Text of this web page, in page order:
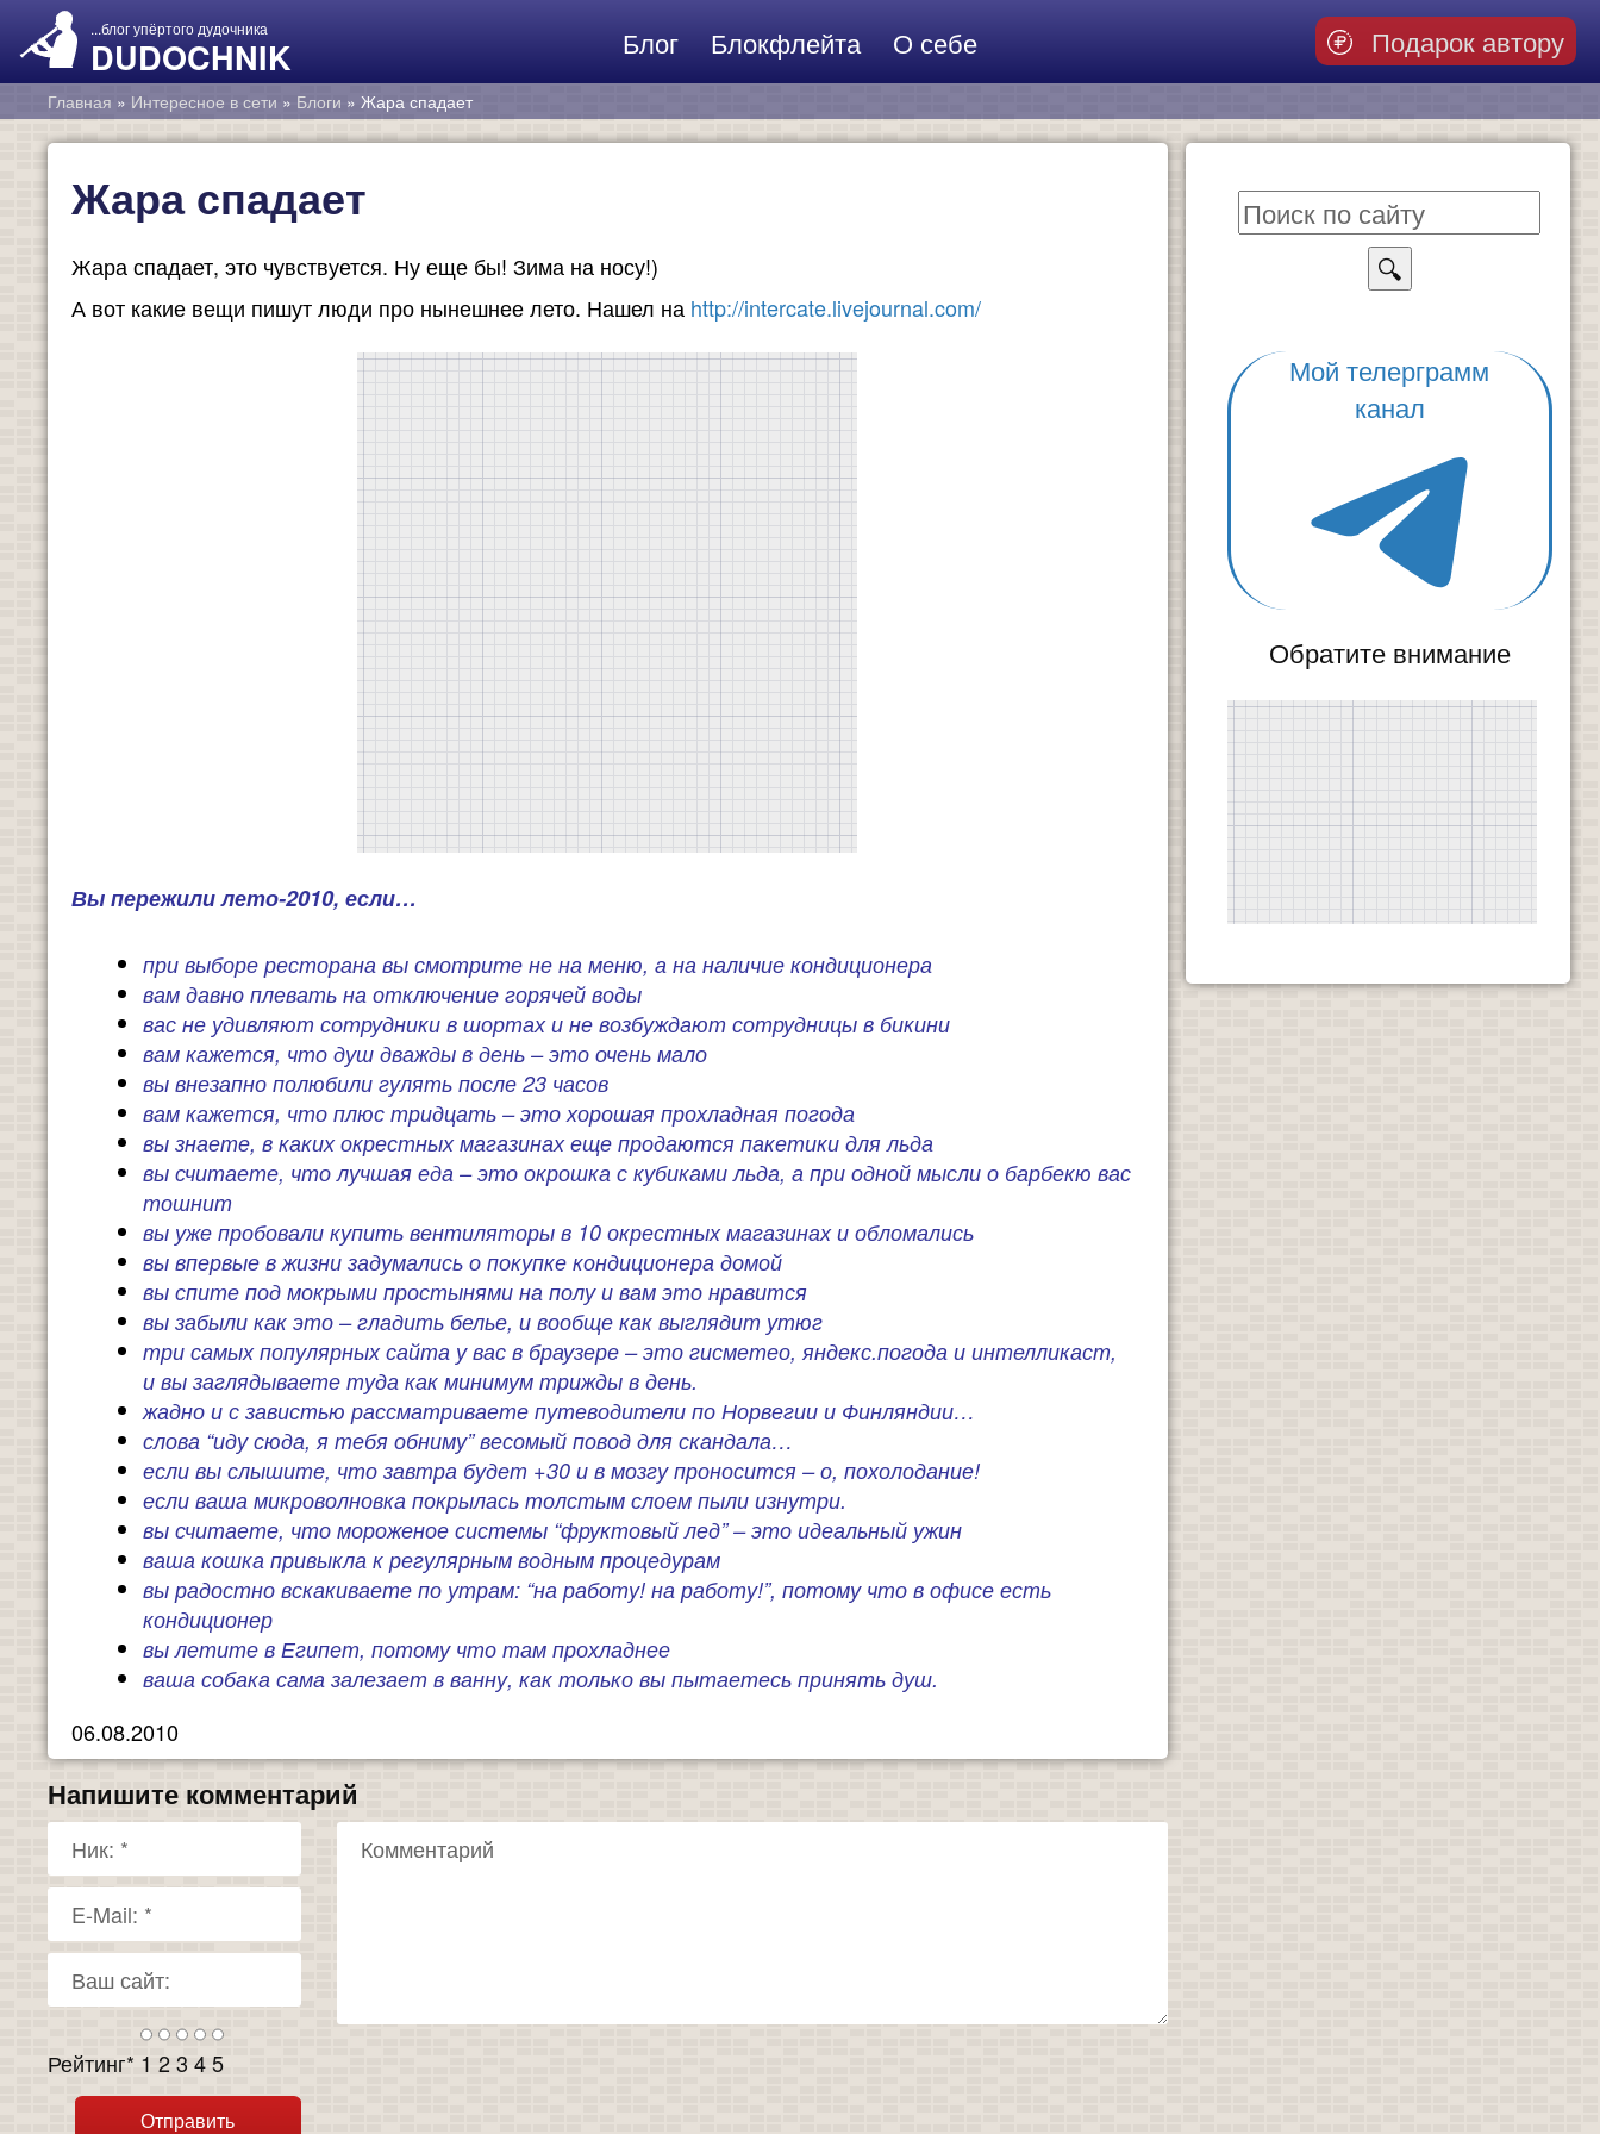
...блог упёртого дудочника
DUDOCHNIK Блог Блокфлейта О себе Подарок автору
Главная » Интересное в сети » Блоги » Жара спадает
Жара спадает
Жара спадает, это чувствуется. Ну еще бы! Зима на носу!)
А вот какие вещи пишут люди про нынешнее лето. Нашел на http://intercate.livejournal.com/
Вы пережили лето-2010, если…
при выборе ресторана вы смотрите не на меню, а на наличие кондиционера
вам давно плевать на отключение горячей воды
вас не удивляют сотрудники в шортах и не возбуждают сотрудницы в бикини
вам кажется, что душ дважды в день – это очень мало
вы внезапно полюбили гулять после 23 часов
вам кажется, что плюс тридцать – это хорошая прохладная погода
вы знаете, в каких окрестных магазинах еще продаются пакетики для льда
вы считаете, что лучшая еда – это окрошка с кубиками льда, а при одной мысли о барбекю вас
тошнит
вы уже пробовали купить вентиляторы в 10 окрестных магазинах и обломались
вы впервые в жизни задумались о покупке кондиционера домой
вы спите под мокрыми простынями на полу и вам это нравится
вы забыли как это – гладить белье, и вообще как выглядит утюг
три самых популярных сайта у вас в браузере – это гисметео, яндекс.погода и интелликаст,
и вы заглядываете туда как минимум трижды в день.
жадно и с завистью рассматриваете путеводители по Норвегии и Финляндии…
слова “иду сюда, я тебя обниму” весомый повод для скандала…
если вы слышите, что завтра будет +30 и в мозгу проносится – о, похолодание!
если ваша микроволновка покрылась толстым слоем пыли изнутри.
вы считаете, что мороженое системы “фруктовый лед” – это идеальный ужин
ваша кошка привыкла к регулярным водным процедурам
вы радостно вскакиваете по утрам: “на работу! на работу!”, потому что в офисе есть
кондиционер
вы летите в Египет, потому что там прохладнее
ваша собака сама залезает в ванну, как только вы пытаетесь принять душ.
06.08.2010
Напишите комментарий
Рейтинг* 1 23 45
🔍
Мой телерграмм
канал
Обратите внимание